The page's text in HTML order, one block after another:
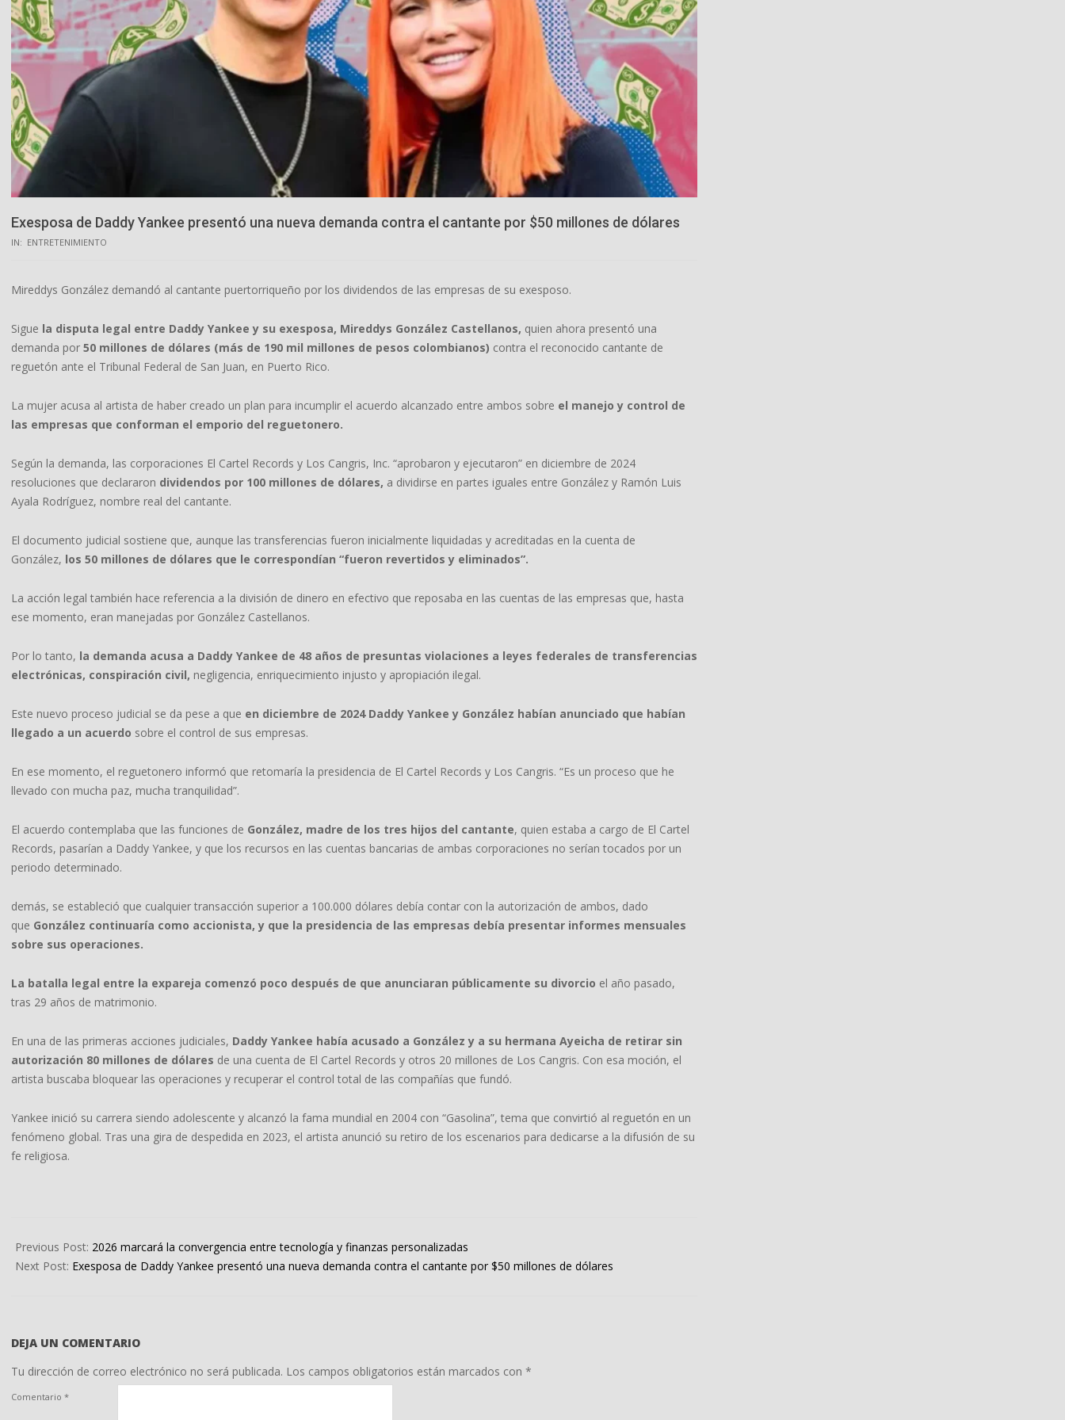
Exesposa de Daddy Yankee presentó una nueva demanda contra el cantante por $50 millones de dólares
IN: ENTRETENIMIENTO
Mireddys González demandó al cantante puertorriqueño por los dividendos de las empresas de su exesposo.
Sigue la disputa legal entre Daddy Yankee y su exesposa, Mireddys González Castellanos, quien ahora presentó una
demanda por 50 millones de dólares (más de 190 mil millones de pesos colombianos) contra el reconocido cantante de
reguetón ante el Tribunal Federal de San Juan, en Puerto Rico.
La mujer acusa al artista de haber creado un plan para incumplir el acuerdo alcanzado entre ambos sobre el manejo y control de
las empresas que conforman el emporio del reguetonero.
Según la demanda, las corporaciones El Cartel Records y Los Cangris, Inc. “aprobaron y ejecutaron” en diciembre de 2024
resoluciones que declararon dividendos por 100 millones de dólares, a dividirse en partes iguales entre González y Ramón Luis
Ayala Rodríguez, nombre real del cantante.
El documento judicial sostiene que, aunque las transferencias fueron inicialmente liquidadas y acreditadas en la cuenta de
González, los 50 millones de dólares que le correspondían “fueron revertidos y eliminados”.
La acción legal también hace referencia a la división de dinero en efectivo que reposaba en las cuentas de las empresas que, hasta
ese momento, eran manejadas por González Castellanos.
Por lo tanto, la demanda acusa a Daddy Yankee de 48 años de presuntas violaciones a leyes federales de transferencias
electrónicas, conspiración civil, negligencia, enriquecimiento injusto y apropiación ilegal.
Este nuevo proceso judicial se da pese a que en diciembre de 2024 Daddy Yankee y González habían anunciado que habían
llegado a un acuerdo sobre el control de sus empresas.
En ese momento, el reguetonero informó que retomaría la presidencia de El Cartel Records y Los Cangris. “Es un proceso que he
llevado con mucha paz, mucha tranquilidad”.
El acuerdo contemplaba que las funciones de González, madre de los tres hijos del cantante, quien estaba a cargo de El Cartel
Records, pasarían a Daddy Yankee, y que los recursos en las cuentas bancarias de ambas corporaciones no serían tocados por un
periodo determinado.
demás, se estableció que cualquier transacción superior a 100.000 dólares debía contar con la autorización de ambos, dado
que González continuaría como accionista, y que la presidencia de las empresas debía presentar informes mensuales
sobre sus operaciones.
La batalla legal entre la expareja comenzó poco después de que anunciaran públicamente su divorcio el año pasado,
tras 29 años de matrimonio.
En una de las primeras acciones judiciales, Daddy Yankee había acusado a González y a su hermana Ayeicha de retirar sin
autorización 80 millones de dólares de una cuenta de El Cartel Records y otros 20 millones de Los Cangris. Con esa moción, el
artista buscaba bloquear las operaciones y recuperar el control total de las compañías que fundó.
Yankee inició su carrera siendo adolescente y alcanzó la fama mundial en 2004 con “Gasolina”, tema que convirtió al reguetón en un
fenómeno global. Tras una gira de despedida en 2023, el artista anunció su retiro de los escenarios para dedicarse a la difusión de su
fe religiosa.
12-
16
Previous Post: 2026 marcará la convergencia entre tecnología y finanzas personalizadas
Next Post: Exesposa de Daddy Yankee presentó una nueva demanda contra el cantante por $50 millones de dólares
DEJA UN COMENTARIO
Tu dirección de correo electrónico no será publicada. Los campos obligatorios están marcados con *
Comentario *